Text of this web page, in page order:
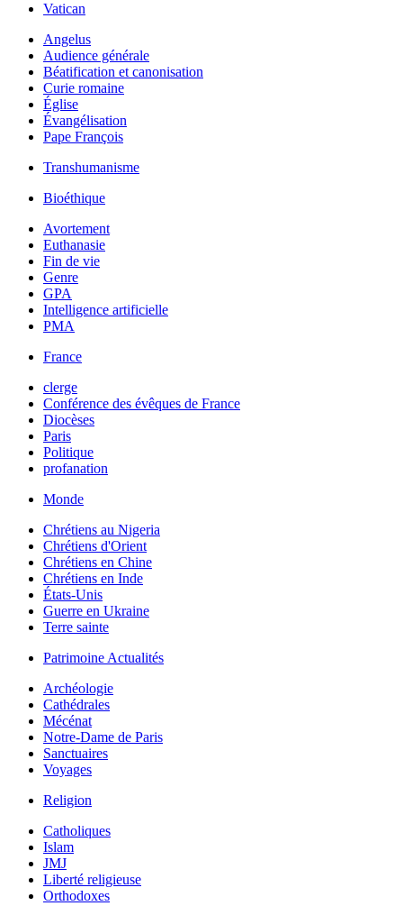
Vatican
Angelus
Audience générale
Béatification et canonisation
Curie romaine
Église
Évangélisation
Pape François
Transhumanisme
Bioéthique
Avortement
Euthanasie
Fin de vie
Genre
GPA
Intelligence artificielle
PMA
France
clerge
Conférence des évêques de France
Diocèses
Paris
Politique
profanation
Monde
Chrétiens au Nigeria
Chrétiens d'Orient
Chrétiens en Chine
Chrétiens en Inde
États-Unis
Guerre en Ukraine
Terre sainte
Patrimoine Actualités
Archéologie
Cathédrales
Mécénat
Notre-Dame de Paris
Sanctuaires
Voyages
Religion
Catholiques
Islam
JMJ
Liberté religieuse
Orthodoxes